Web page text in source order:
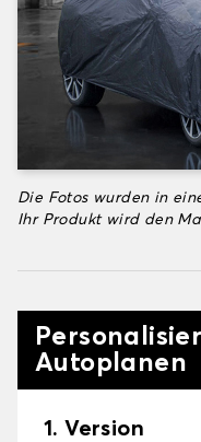
Die Fotos wurden in
Ihr Produkt wird den
Autoplanen
1. Version